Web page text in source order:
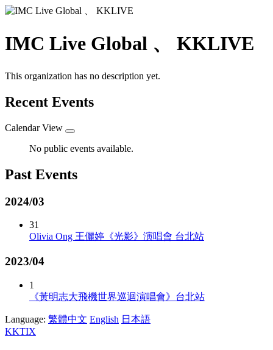
IMC Live Global 、 KKLIVE
This organization has no description yet.
Recent Events
Calendar View
No public events available.
Past Events
2024/03
31
Olivia Ong 王儷婷《光影》演唱會 台北站
2023/04
1
《黃明志大飛機世界巡迴演唱會》台北站
Language: 繁體中文 English 日本語
KKTIX